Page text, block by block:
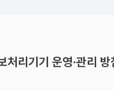
처리기기 운영∙관리 방